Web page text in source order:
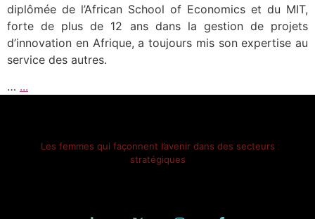
diplômée de l’African School of Economics et du MIT,
forte de plus de 12 ans dans la gestion de projets
d’innovation en Afrique, a toujours mis son expertise au
service des autres.
… ...
Les femmes qui façonnent l’avenir dans des secteurs
stratégiques